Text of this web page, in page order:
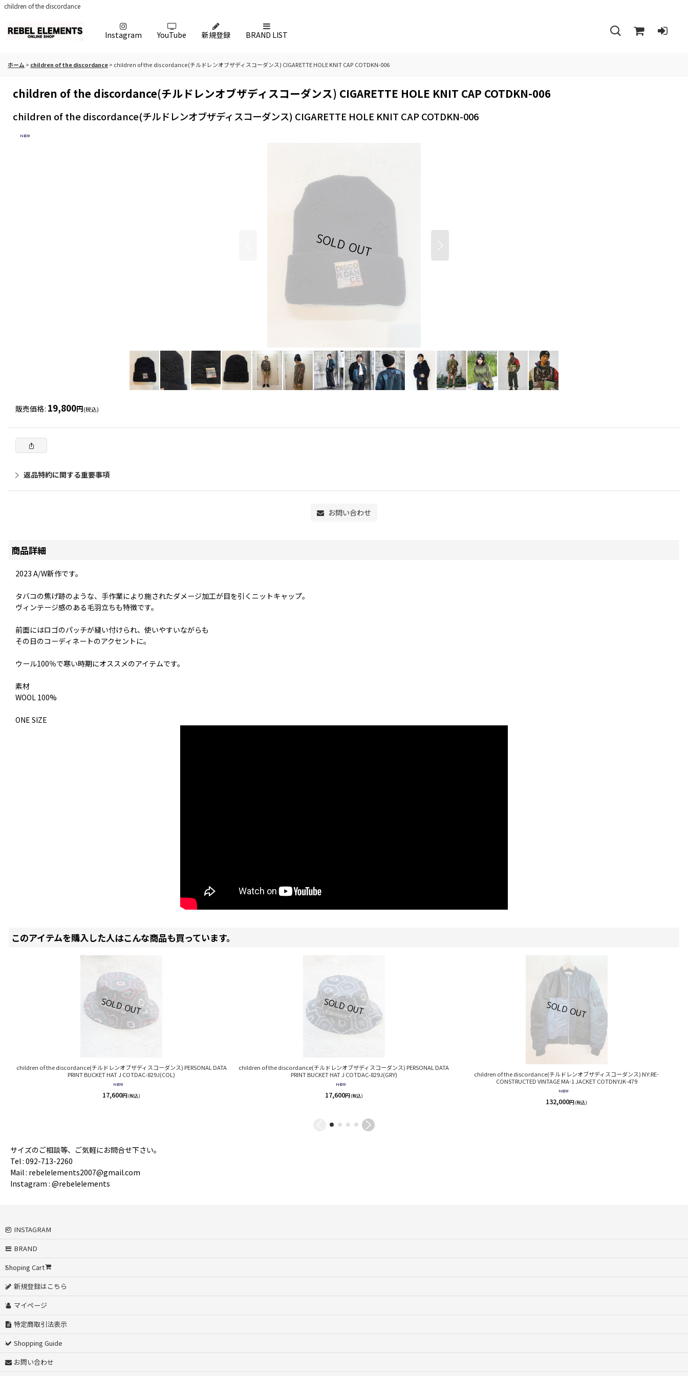
children of the discordance
Instagram YouTube 新規登録 BRAND LIST
ホーム > children of the discordance> children of the discordance(チルドレンオブザディスコーダンス) CIGARETTE HOLE KNIT CAP COTDKN-006
children of the discordance(チルドレンオブザディスコーダンス) CIGARETTE HOLE KNIT CAP COTDKN-006
children of the discordance(チルドレンオブザディスコーダンス) CIGARETTE HOLE KNIT CAP COTDKN-006
販売価格: 19,800円(税込)
返品特約に関する重要事項
お問い合わせ
商品詳細
2023 A/W新作です。
タバコの焦げ跡のような、手作業により施されたダメージ加工が目を引くニットキャップ。
ヴィンテージ感のある毛羽立ちも特徴です。
前面にはロゴのパッチが縫い付けられ、使いやすいながらも
その日のコーディネートのアクセントに。
ウール100％で寒い時期にオススメのアイテムです。
素材
WOOL 100%
ONE SIZE
このアイテムを購入した人はこんな商品も買っています。
children of the discordance(チルドレンオブザディスコーダンス) PERSONAL DATA
PRINT BUCKET HAT J COTDAC-829J(COL)
17,600円(税込)
children of the discordance(チルドレンオブザディスコーダンス) PERSONAL DATA
PRINT BUCKET HAT J COTDAC-829J(GRY)
17,600円(税込)
children of the discordance(チルドレンオブザディスコーダンス) NY:RE-
CONSTRUCTED VINTAGE MA-1 JACKET COTDNYJK-479
132,000円(税込)
サイズのご相談等、ご気軽にお問合せ下さい。
Tel : 092-713-2260
Mail : rebelelements2007@gmail.com
Instagram : @rebelelements
INSTAGRAM
BRAND
Shoping Cart
新規登録はこちら
マイページ
特定商取引法表示
Shopping Guide
お問い合わせ